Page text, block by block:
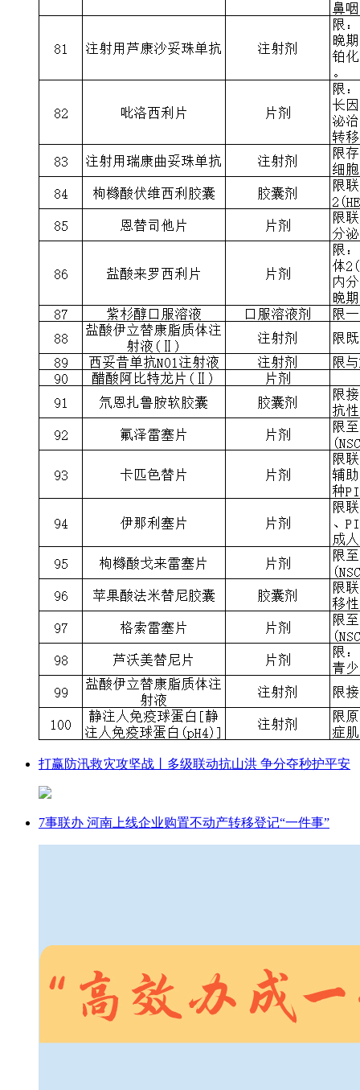
打赢防汛救灾攻坚战丨多级联动抗山洪 争分夺秒护平安
7事联办 河南上线企业购置不动产转移登记“一件事”